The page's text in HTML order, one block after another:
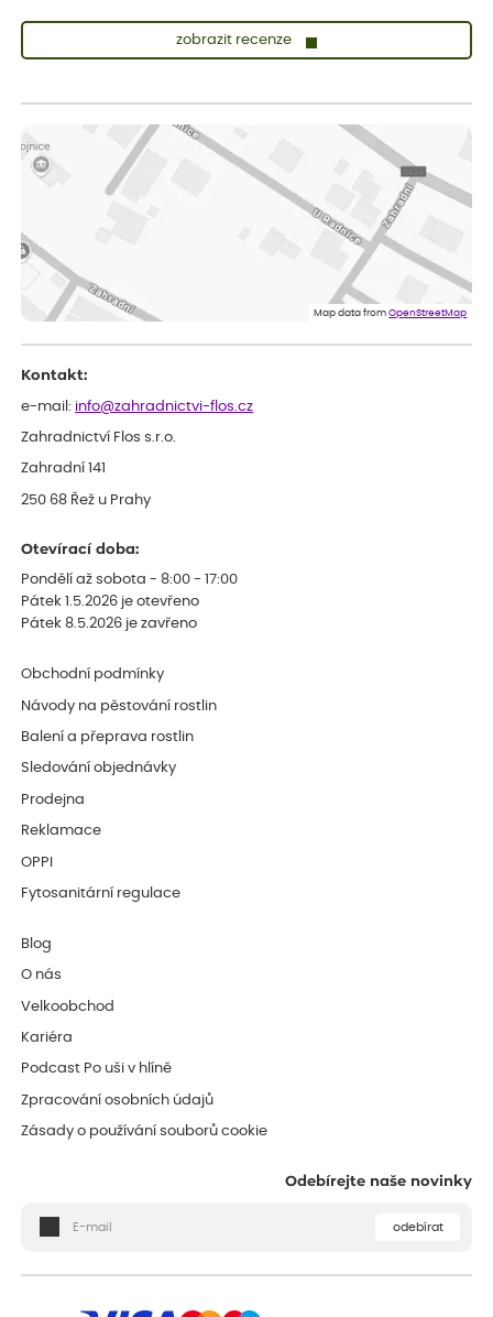
zobrazit recenze
Vše v pořádku, jsem spokojena.
ověřený nákup dnes
Rostlina mi přišla v dobrém stavu, jsem spokojená.
Zuzana
Spokojenost s dodáním kvalitních rostlin
Map data fromOpenStreetMap
Kontakt:
e-mail: info@zahradnictvi-flos.cz
Zahradnictví Flos s.r.o.
Zahradní 141
250 68 Řež u Prahy
Otevírací doba:
Pondělí až sobota - 8:00 - 17:00
Pátek 1.5.2026 je otevřeno
Pátek 8.5.2026 je zavřeno
Obchodní podmínky
Návody na pěstování rostlin
Balení a přeprava rostlin
Sledování objednávky
Prodejna
Reklamace
OPPI
Fytosanitární regulace
Blog
O nás
Velkoobchod
Kariéra
Podcast Po uši v hlíně
Zpracování osobních údajů
Zásady o používání souborů cookie
Odebírejte naše novinky
odebírat